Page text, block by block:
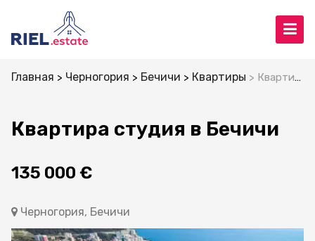
Главная Черногория Бечичи Квартиры Квартира студия в Бечичи
Квартира студия в Бечичи
135 000 €
Черногория, Бечичи